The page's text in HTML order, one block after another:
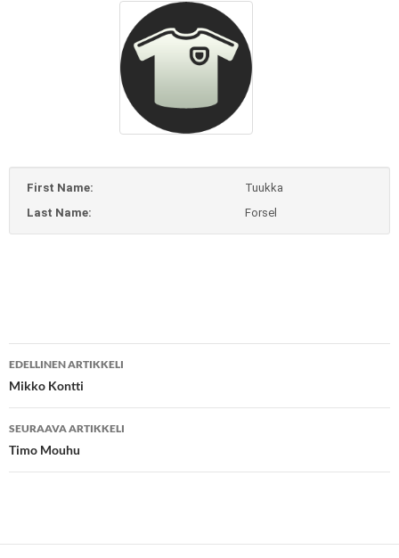
First Name:
Tuukka
Last Name:
Forsel
Artikkelien
selaus
EDELLINEN ARTIKKELI
Mikko Kontti
SEURAAVA ARTIKKELI
Timo Mouhu